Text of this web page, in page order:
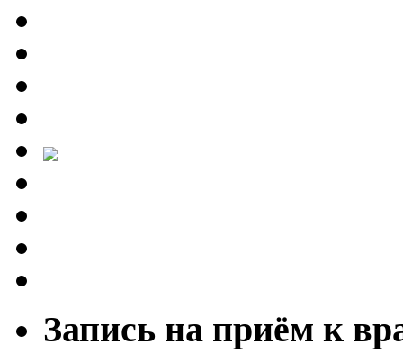
Запись на приём к